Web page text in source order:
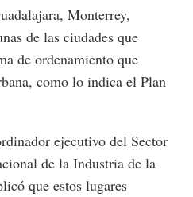
Monterrey,
de las ciudades que
de ordenamiento que
como lo indica el Plan
ejecutivo del Sector
de la Industria de la
que estos lugares